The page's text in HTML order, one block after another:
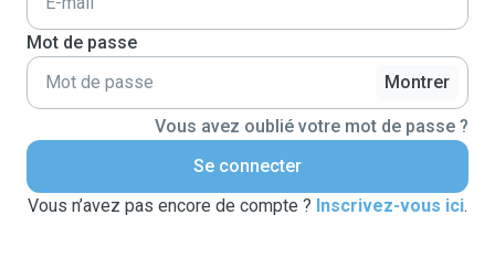
Mot de passe
Montrer
Vous avez oublié votre mot de passe ?
Se connecter
Vous n’avez pas encore de compte ? Inscrivez-vous ici.